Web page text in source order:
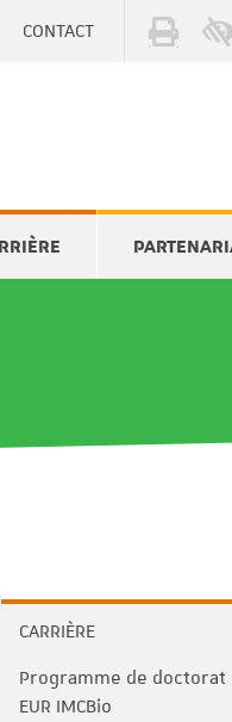
CONTACT
CARRIÈRE
Programme de doctorat
EUR IMCBio